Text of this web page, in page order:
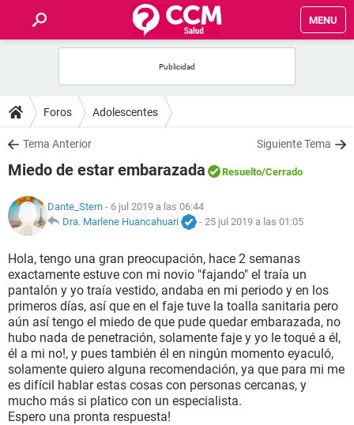
MENU
FOROS
SALUD
NUTRICIÓN
BIENESTAR
SEXUALIDAD
GLOSARIO
Foros Adolescentes
Tema Anterior Siguiente Tema
Miedo de estar embarazada Resuelto/Cerrado
Dante_Stern - 6 jul 2019 a las 06:44
Dra. Marlene Huancahuari
- 25 jul 2019 a las 01:05
Hola, tengo una gran preocupación, hace 2 semanas
exactamente estuve con mi novio "fajando" el traía un
pantalón y yo traía vestido, andaba en mi periodo y en los
primeros días, así que en el faje tuve la toalla sanitaria pero
aún así tengo el miedo de que pude quedar embarazada, no
hubo nada de penetración, solamente faje y yo le toqué a él,
él a mi no!, y pues también él en ningún momento eyaculó,
solamente quiero alguna recomendación, ya que para mi me
es difícil hablar estas cosas con personas cercanas, y
mucho más si platico con un especialista.
Espero una pronta respuesta!